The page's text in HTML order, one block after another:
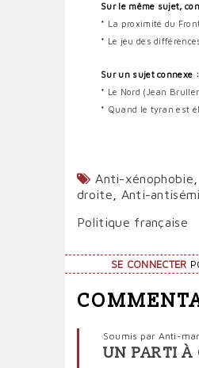
Sur le même sujet,
* La proximité du
* Le jeu des
Sur un sujet connexe :
* Le Nord (Jean
* Quand le tyran est
Anti-xénophobie
droite
Anti-
Politique française
SE CONNECTER
Soumis par Anti-
UN PARTI À